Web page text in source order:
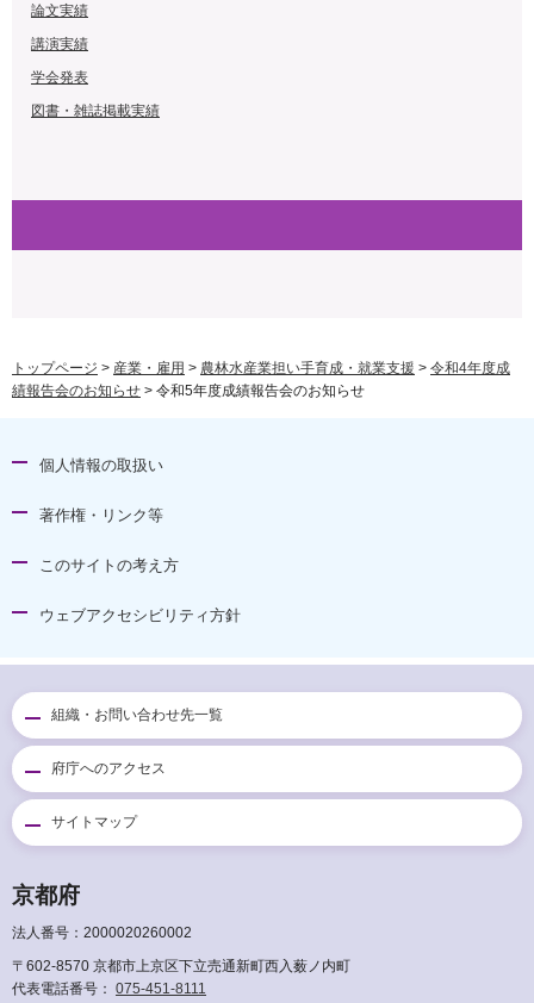
論文実績
講演実績
学会発表
図書・雑誌掲載実績
トップページ > 産業・雇用 > 農林水産業担い手育成・就業支援 > 令和4年度成
績報告会のお知らせ > 令和5年度成績報告会のお知らせ
個人情報の取扱い
著作権・リンク等
このサイトの考え方
ウェブアクセシビリティ方針
組織・お問い合わせ先一覧
府庁へのアクセス
サイトマップ
京都府
法人番号：2000020260002
〒602-8570 京都市上京区下立売通新町西入薮ノ内町
代表電話番号： 075-451-8111